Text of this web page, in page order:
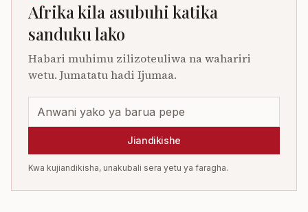
Afrika kila asubuhi katika
sanduku lako
Habari muhimu zilizoteuliwa na wahariri
wetu. Jumatatu hadi Ijumaa.
Jiandikishe
Kwa kujiandikisha, unakubali sera yetu ya faragha.